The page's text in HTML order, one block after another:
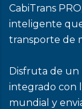
CabiTrans
inteligente
transporte de
Disfruta de
integrado con
mundial y